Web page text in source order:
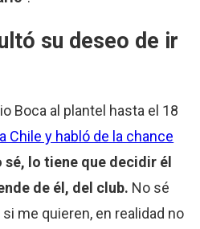
su deseo de ir
Boca al plantel hasta el 18
Chile y habló de la chance
sé, lo tiene que decidir él
de él, del club. No sé
me quieren, en realidad no